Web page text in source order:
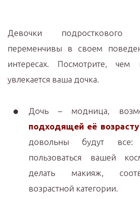
Девочки подросткового
переменчивы в своем
интересах. Посмотрите,
увлекается ваша дочка.
Дочь – модница,
подходящей её
довольны будут все:
пользоваться вашей
делать макияж,
возрастной категории.